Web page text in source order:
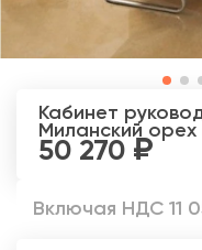
Кабинет
Миланский орех
50 270
Включая НДС 11